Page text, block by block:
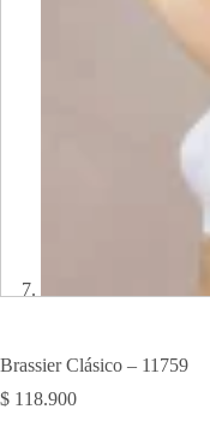
Brassier Clásico – 11759
$ 118.900